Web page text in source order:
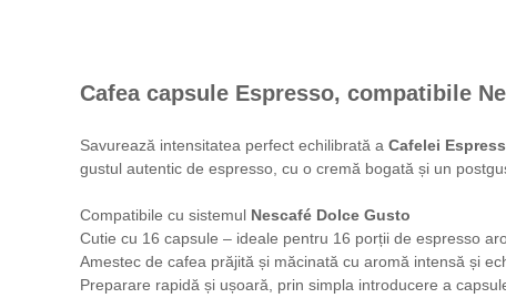
Cafea capsule Espresso, compatibile
Savurează intensitatea perfect echilibrată a Cafelei
gustul autentic de espresso, cu o cremă bogată și un
Compatibile cu sistemul Nescafé Dolce Gusto
Cutie cu 16 capsule – ideale pentru 16 porții de espresso
Amestec de cafea prăjită și măcinată cu aromă intensă și
Preparare rapidă și ușoară, prin simpla introducere a